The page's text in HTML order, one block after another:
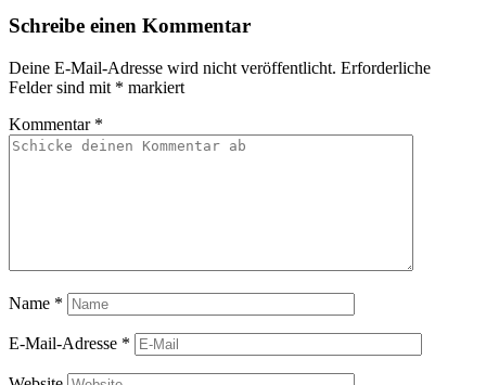
Schreibe einen Kommentar
Deine E-Mail-Adresse wird nicht veröffentlicht. Erforderliche
Felder sind mit * markiert
Kommentar *
Name *
E-Mail-Adresse *